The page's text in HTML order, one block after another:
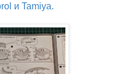
и Tamiya.